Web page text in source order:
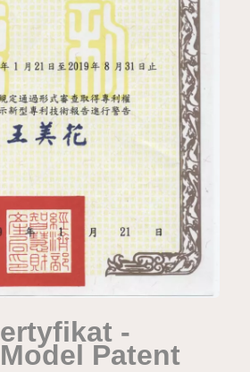
ertyfikat -
Model Patent